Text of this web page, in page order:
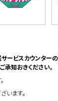
ービスカウンター
知おきください。
います。